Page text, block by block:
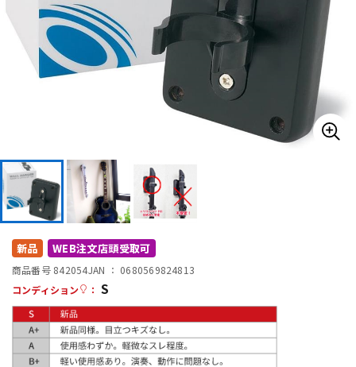
管楽器 その他楽器
アンプ エフェクター
DTM
DTM オンライン納品
配信/ライブ機器
新品 WEB注文店頭受取可
商品番号 842054JAN ： 0680569824813
コンディション
： S